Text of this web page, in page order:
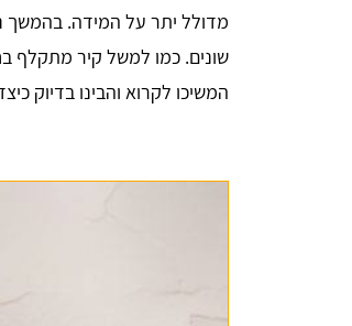
מדולל יתר על המידה. בהמשך
שונים. כמו למשל קיר מתקלף
המשיכו לקרוא והבינו בדיוק